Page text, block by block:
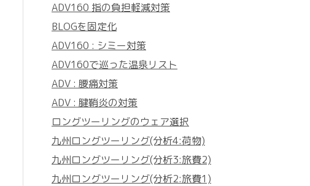
ADV160 指の負担軽減対策
BLOGを固定化
ADV160 : シミー対策
ADV160で巡った温泉リスト
ADV : 腰痛対策
ADV : 腱鞘炎の対策
ロングツーリングのウェア選択
九州ロングツーリング(分析4:荷物)
九州ロングツーリング(分析3:旅費2)
九州ロングツーリング(分析2:旅費1)